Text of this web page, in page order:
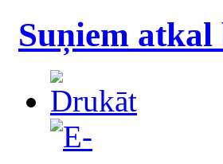
Suņiem atkal